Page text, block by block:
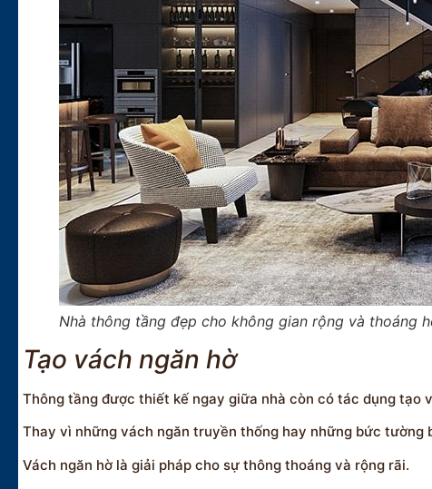
Nhà thông tầng đẹp cho không gian rộng và thoáng
Tạo vách ngăn hờ
Thông tầng được thiết kế ngay giữa nhà còn có tác dụng tạo
Thay vì những vách ngăn truyền thống hay những bức tường
Vách ngăn hờ là giải pháp cho sự thông thoáng và rộng rãi.